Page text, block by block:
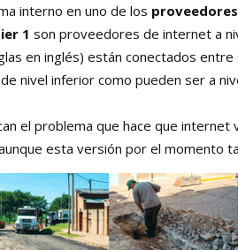
interno en uno de los
1 son proveedores de internet a
en inglés) están conectados
nivel inferior como pueden ser a
el problema que hace que internet
esta versión por el momento